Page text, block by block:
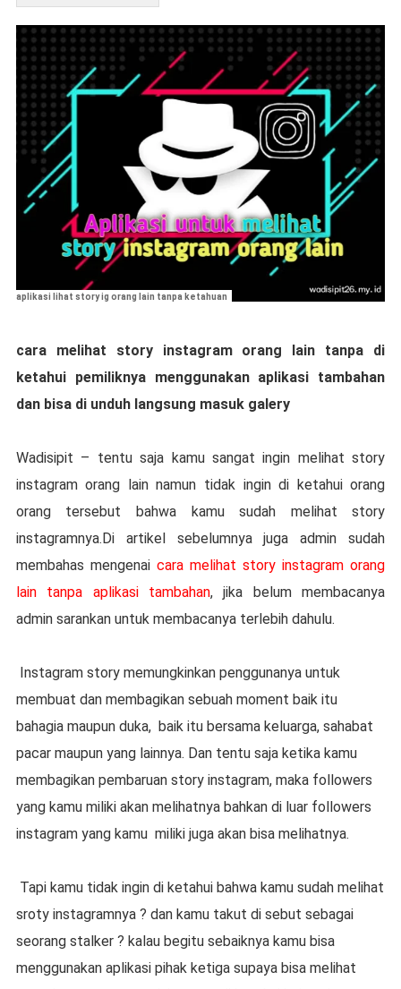
aplikasi lihat story ig orang lain tanpa ketahuan
cara melihat story instagram orang lain tanpa di
ketahui pemiliknya menggunakan aplikasi tambahan
dan bisa di unduh langsung masuk galery
Wadisipit – tentu saja kamu sangat ingin melihat story
instagram orang lain namun tidak ingin di ketahui orang
orang tersebut bahwa kamu sudah melihat story
instagramnya.Di artikel sebelumnya juga admin sudah
membahas mengenai cara melihat story instagram orang
lain tanpa aplikasi tambahan, jika belum membacanya
admin sarankan untuk membacanya terlebih dahulu.
Instagram story memungkinkan penggunanya untuk
membuat dan membagikan sebuah moment baik itu
bahagia maupun duka, baik itu bersama keluarga, sahabat
pacar maupun yang lainnya. Dan tentu saja ketika kamu
membagikan pembaruan story instagram, maka followers
yang kamu miliki akan melihatnya bahkan di luar followers
instagram yang kamu miliki juga akan bisa melihatnya.
Tapi kamu tidak ingin di ketahui bahwa kamu sudah melihat
sroty instagramnya ? dan kamu takut di sebut sebagai
seorang stalker ? kalau begitu sebaiknya kamu bisa
menggunakan aplikasi pihak ketiga supaya bisa melihat